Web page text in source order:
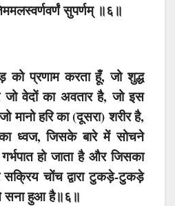
सुपर्णम् ॥६॥
को प्रणाम करता हूँ, जो शुद्ध
वेदों का अवतार है, जो इस
मानो हरि का (दूसरा) शरीर है,
ध्वज, जिसके बारे में सोचने
हो जाता है और जिसका
चोंच द्वारा टुकड़े-टुकड़े
सना हुआ है॥६॥